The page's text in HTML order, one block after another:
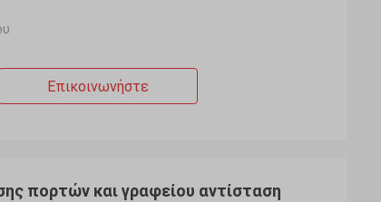
Επικοινωνήστε
πορτών και γραφείου αντίσταση